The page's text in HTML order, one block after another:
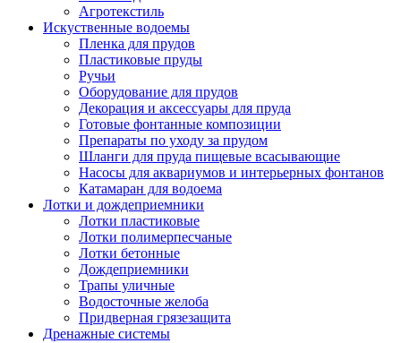
Агротекстиль
Искуственные водоемы
Пленка для прудов
Пластиковые пруды
Ручьи
Оборудование для прудов
Декорация и аксессуары для пруда
Готовые фонтанные композиции
Препараты по уходу за прудом
Шланги для пруда пищевые всасывающие
Насосы для аквариумов и интерьерных фонтанов
Катамаран для водоема
Лотки и дождеприемники
Лотки пластиковые
Лотки полимерпесчаные
Лотки бетонные
Дождеприемники
Трапы уличные
Водосточные желоба
Придверная грязезащита
Дренажные системы